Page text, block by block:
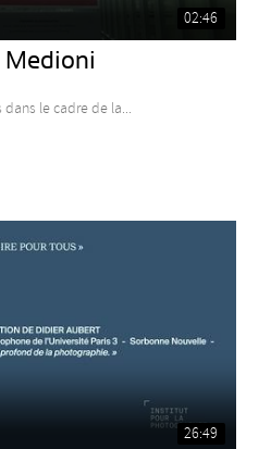
02:46
Medioni
le cadre de la...
26:49